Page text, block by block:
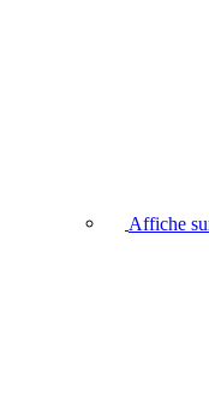
Affiche